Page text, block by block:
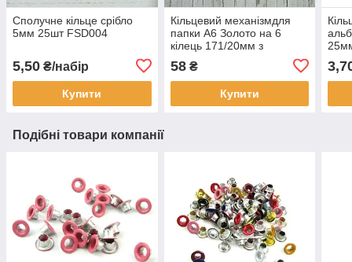
Сполучне кільце срібло
5мм 25шт FSD004
5,50 ₴/набір
Купити
Кільцевий механізмдля
папки А6 Золото на 6
кілець 171/20мм з
58₴
Купити
Подібні товари компанії